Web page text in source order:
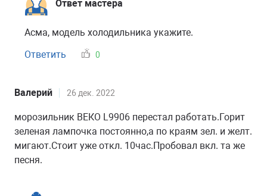
Ответ мастера
Асма, модель холодильника укажите.
Ответить
0
Валерий 26 дек. 2022
морозильник ВЕКО L9906 перестал работать.Горит
зеленая лампочка постоянно,а по краям зел. и желт.
мигают.Стоит уже откл. 10час.Пробовал вкл. та же
песня.